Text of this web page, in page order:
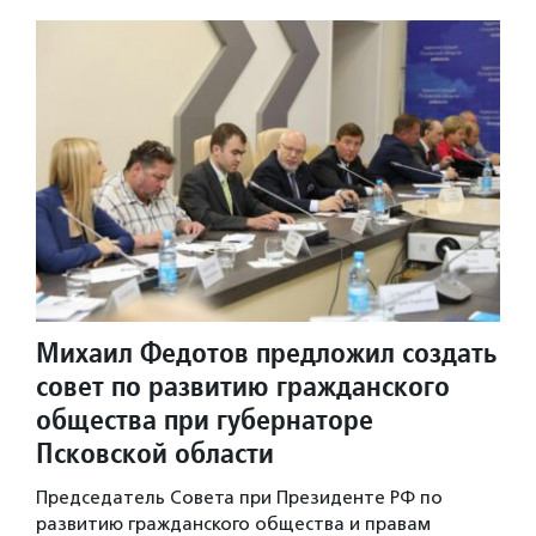
Михаил Федотов предложил создать
совет по развитию гражданского
общества при губернаторе
Псковской области
Председатель Совета при Президенте РФ по
развитию гражданского общества и правам